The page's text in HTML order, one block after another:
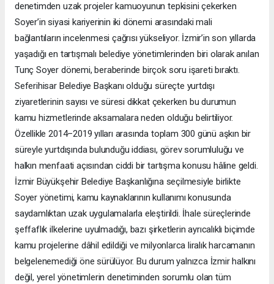
denetimden uzak projeler kamuoyunun tepkisini çekerken
Soyer’in siyasi kariyerinin iki dönemi arasındaki mali
bağlantıların incelenmesi çağrısı yükseliyor. İzmir’in son yıllarda
yaşadığı en tartışmalı belediye yönetimlerinden biri olarak anılan
Tunç Soyer dönemi, beraberinde birçok soru işareti bıraktı.
Seferihisar Belediye Başkanı olduğu süreçte yurtdışı
ziyaretlerinin sayısı ve süresi dikkat çekerken bu durumun
kamu hizmetlerinde aksamalara neden olduğu belirtiliyor.
Özellikle 2014–2019 yılları arasında toplam 300 günü aşkın bir
süreyle yurtdışında bulunduğu iddiası, görev sorumluluğu ve
halkın menfaati açısından ciddi bir tartışma konusu hâline geldi.
İzmir Büyükşehir Belediye Başkanlığına seçilmesiyle birlikte
Soyer yönetimi, kamu kaynaklarının kullanımı konusunda
saydamlıktan uzak uygulamalarla eleştirildi. İhale süreçlerinde
şeffaflık ilkelerine uyulmadığı, bazı şirketlerin ayrıcalıklı biçimde
kamu projelerine dâhil edildiği ve milyonlarca liralık harcamanın
belgelenemediği öne sürülüyor. Bu durum yalnızca İzmir halkını
değil, yerel yönetimlerin denetiminden sorumlu olan tüm